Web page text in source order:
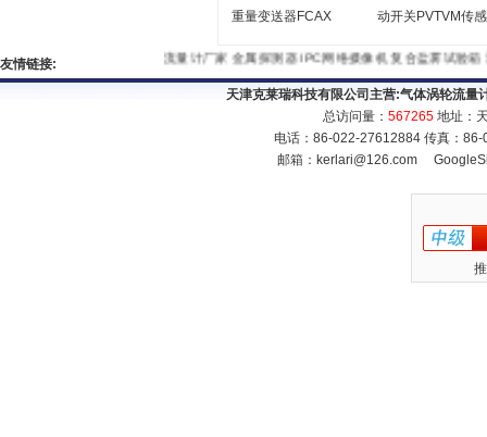
重量变送器FCAX
动开关PVTVM传
友情链接: 流量计厂家金属探测器IPC网络摄像机复合盐雾试验箱
天津克莱瑞科技有限公司主营:气体涡轮流量
总访问量： 567265 地址：
电话：86-022-27612884 传真：
邮箱： kerlari@126.com